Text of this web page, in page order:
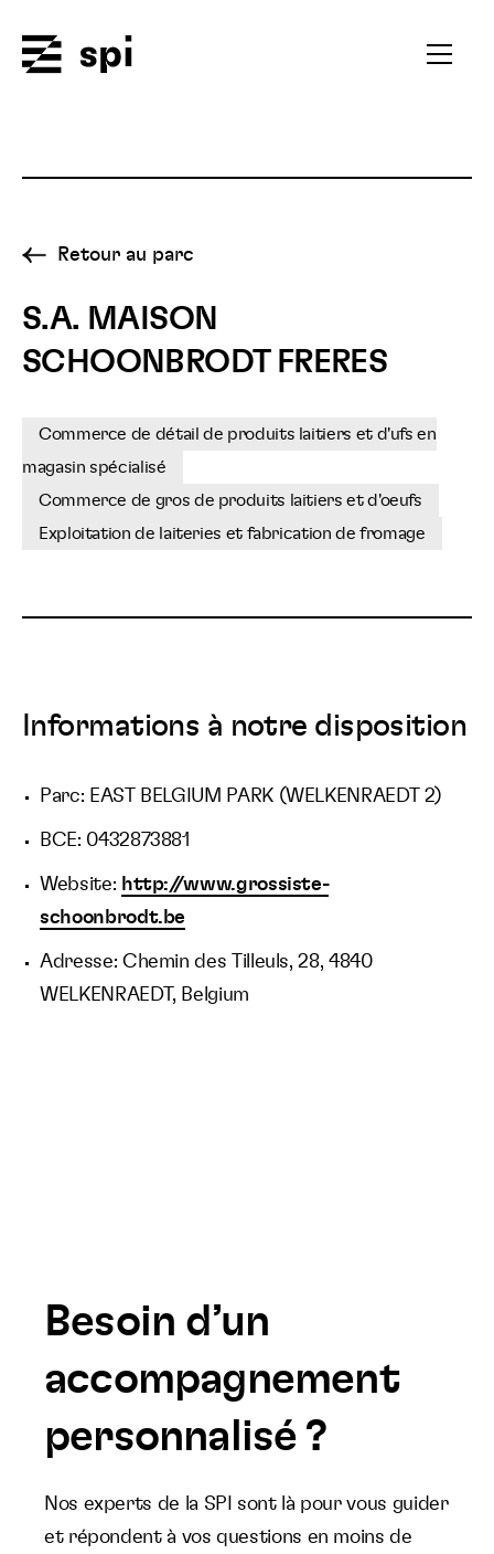
Ouvrir
Retour au parc
S.A. MAISON
SCHOONBRODT FRERES
Commerce de détail de produits laitiers et d'ufs en
magasin spécialisé
Commerce de gros de produits laitiers et d'oeufs
Exploitation de laiteries et fabrication de fromage
Informations à notre disposition
Parc: EAST BELGIUM PARK (WELKENRAEDT 2)
BCE: 0432873881
Website: http://www.grossiste-
schoonbrodt.be
Adresse: Chemin des Tilleuls, 28, 4840
WELKENRAEDT, Belgium
Besoin d’un
accompagnement
personnalisé ?
Nos experts de la SPI sont là pour vous guider
et répondent à vos questions en moins de